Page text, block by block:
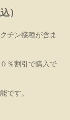
）
チン接種が含ま
％割引で購入で
です。